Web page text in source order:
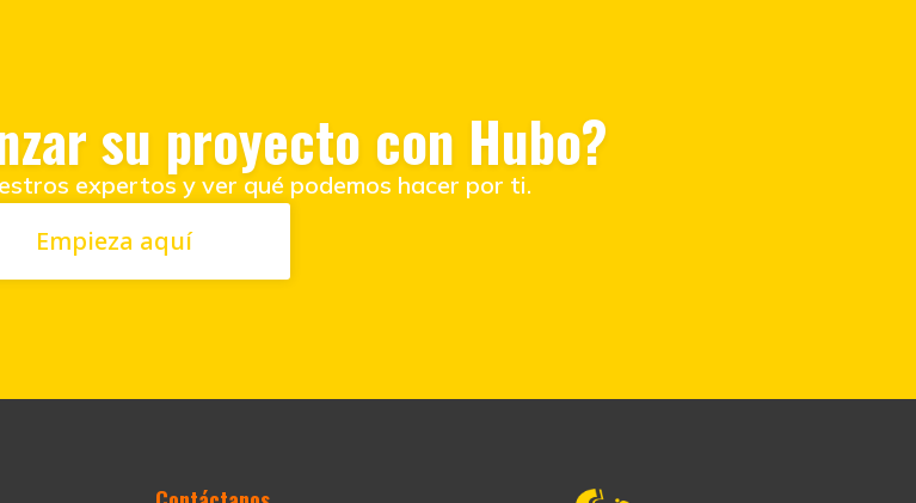
su proyecto con Hubo?
expertos y ver qué podemos hacer por ti.
Empieza aquí